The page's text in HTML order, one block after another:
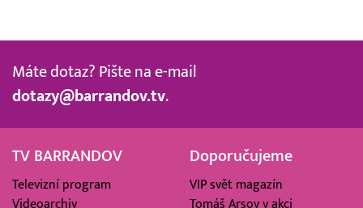
Máte dotaz? Pište na e-mail
dotazy@barrandov.tv.
TV BARRANDOV
Televizní program
Videoarchiv
Doporučujeme
VIP svět magazín
Tomáš Arsov v akci